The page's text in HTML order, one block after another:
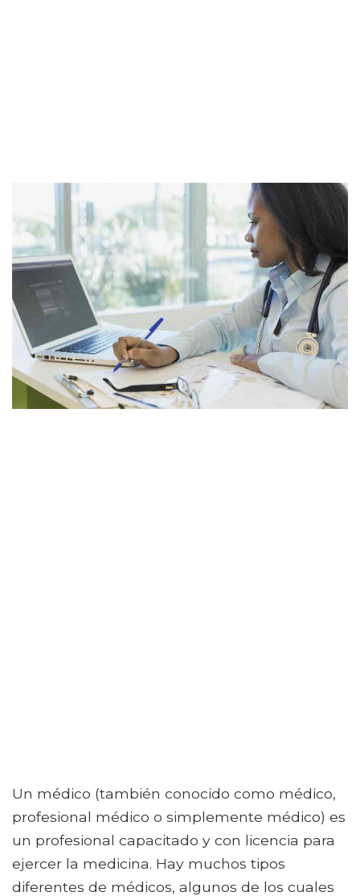
Un médico (también conocido como médico,
profesional médico o simplemente médico) es
un profesional capacitado y con licencia para
ejercer la medicina. Hay muchos tipos
diferentes de médicos, algunos de los cuales